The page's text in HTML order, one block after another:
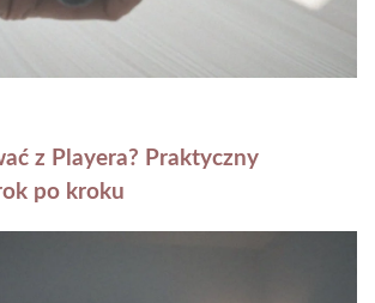
z Playera? Praktyczny
po kroku